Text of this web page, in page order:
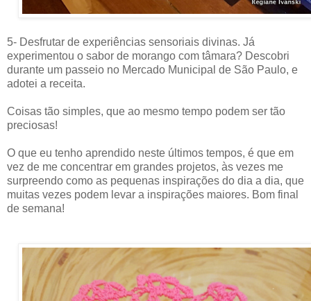
5- Desfrutar de experiências sensoriais divinas. Já
experimentou o sabor de morango com tâmara? Descobri
durante um passeio no Mercado Municipal de São Paulo, e
adotei a receita.
Coisas tão simples, que ao mesmo tempo podem ser tão
preciosas!
O que eu tenho aprendido neste últimos tempos, é que em
vez de me concentrar em grandes projetos, às vezes me
surpreendo como as pequenas inspirações do dia a dia, que
muitas vezes podem levar a inspirações maiores. Bom final
de semana!